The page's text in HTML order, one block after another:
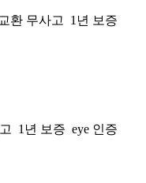
환 무사고
1년 보증
1년 보증 eye 인증